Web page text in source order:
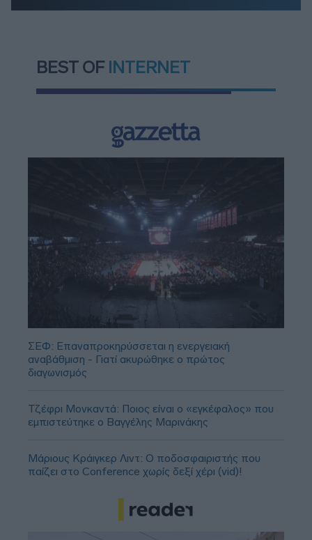
BEST OF INTERNET
ΣΕΦ: Επαναπροκηρύσσεται η ενεργειακή
αναβάθμιση - Γιατί ακυρώθηκε ο πρώτος
διαγωνισμός
Τζέφρι Μονκαντά: Ποιος είναι ο «εγκέφαλος» που
εμπιστεύτηκε ο Βαγγέλης Μαρινάκης
Μάριους Κράιγκερ Λιντ: Ο ποδοσφαιριστής που
παίζει στο Conference χωρίς δεξί χέρι (vid)!